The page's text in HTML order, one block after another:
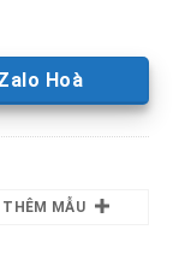
Hoà
THÊM MẪU